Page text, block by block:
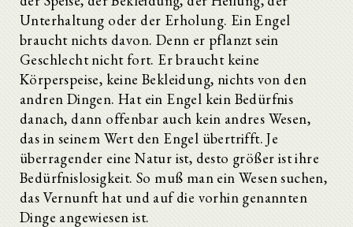
Unterhaltung oder der Erholung. Ein Engel
braucht nichts davon. Denn er pflanzt sein
Geschlecht nicht fort. Er braucht keine
Körperspeise, keine Bekleidung, nichts von den
andren Dingen. Hat ein Engel kein Bedürfnis
danach, dann offenbar auch kein andres Wesen,
das in seinem Wert den Engel übertrifft. Je
überragender eine Natur ist, desto größer ist ihre
Bedürfnislosigkeit. So muß man ein Wesen suchen,
das Vernunft hat und auf die vorhin genannten
Dinge angewiesen ist.